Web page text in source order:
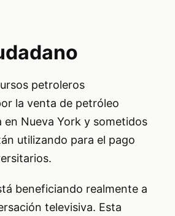
petroleros
la venta de petróleo
Nueva York y sometidos
utilizando para el pago
beneficiando realmente a
televisiva. Esta